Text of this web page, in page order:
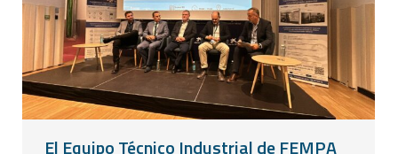
El Equipo Técnico Industrial de FEMPA